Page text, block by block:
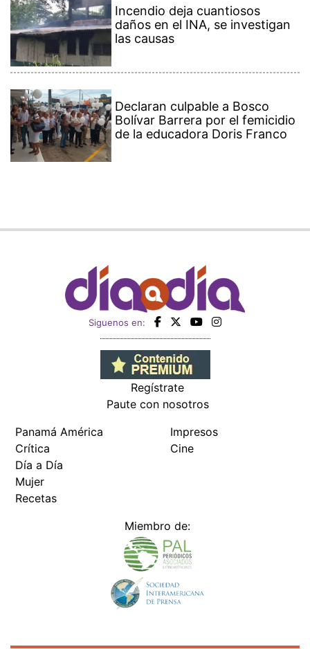
Incendio deja cuantiosos
daños en el INA, se investigan
las causas
Declaran culpable a Bosco
Bolívar Barrera por el femicidio
de la educadora Doris Franco
Siguenos en:
Regístrate
Paute con nosotros
Panamá América
Crítica
Día a Día
Mujer
Recetas
Impresos
Cine
Miembro de: